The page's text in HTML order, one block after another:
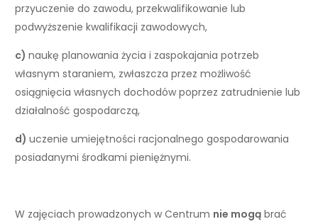
przyuczenie do zawodu, przekwalifikowanie lub
podwyższenie kwalifikacji zawodowych,
c)naukę planowania życia i zaspokajania potrzeb
własnym staraniem, zwłaszcza przez możliwość
osiągnięcia własnych dochodów poprzez zatrudnienie lub
działalność gospodarczą,
d)uczenie umiejętności racjonalnego gospodarowania
posiadanymi środkami pieniężnymi.
W zajęciach prowadzonych w Centrum nie mogą brać